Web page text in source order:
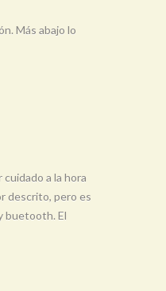
Más abajo lo
a la hora
descrito, pero es
buetooth. El